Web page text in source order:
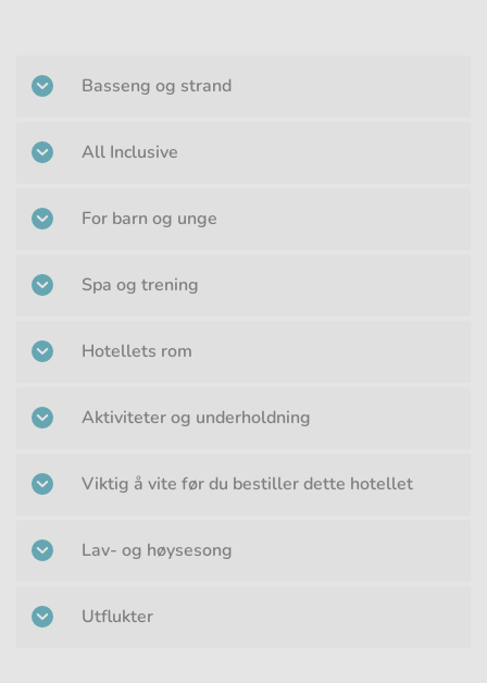
Basseng og strand
All Inclusive
For barn og unge
Spa og trening
Hotellets rom
Aktiviteter og underholdning
Viktig å vite før du bestiller dette hotellet
Lav- og høysesong
Utflukter